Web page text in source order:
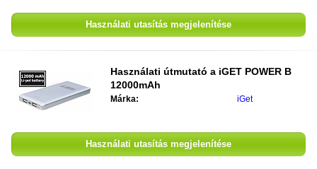
Használati utasítás megjelenítése
Használati útmutató a iGET POWER B
12000mAh
Márka: iGet
Használati utasítás megjelenítése